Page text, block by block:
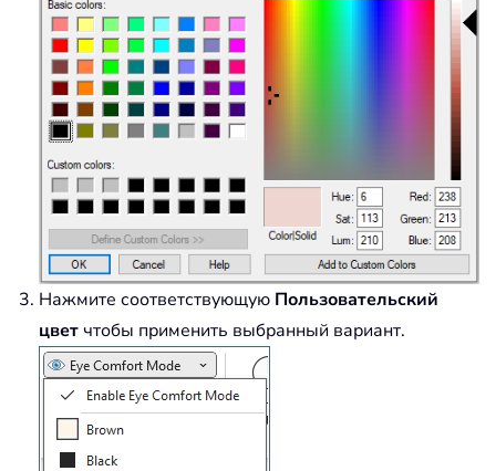
Нажмите соответствующую Пользовательский
цвет чтобы применить выбранный вариант.